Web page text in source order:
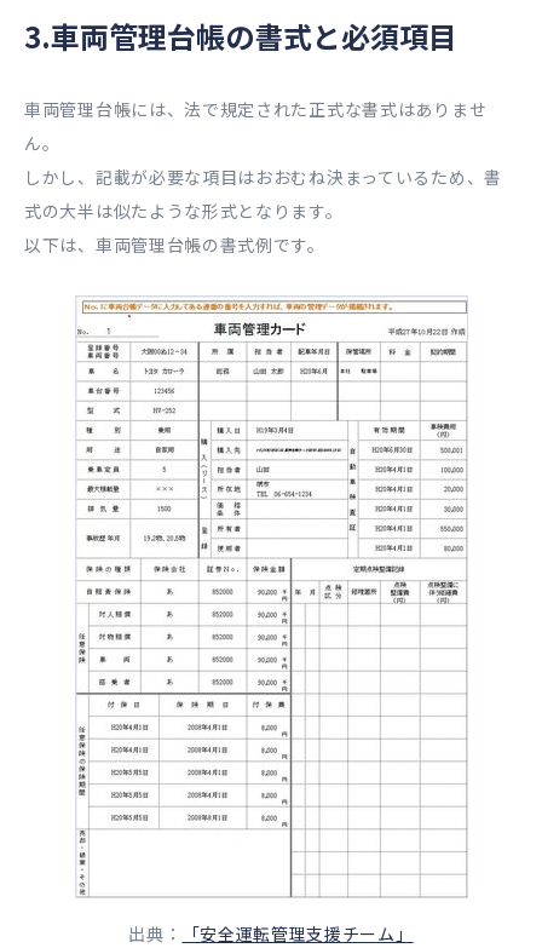
3.車両管理台帳の書式と必須項目
車両管理台帳には、法で規定された正式な書式はありませ
ん。
しかし、記載が必要な項目はおおむね決まっているため、書
式の大半は似たような形式となります。
以下は、車両管理台帳の書式例です。
出典： 「安全運転管理支援チーム」